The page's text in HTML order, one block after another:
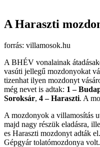
A Haraszti
forrás: villamosok.hu
A BHÉV vonalainak
vasúti jellegű mozdonyokat
tizenhat ilyen mozdonyt
még nevet is adtak: 1 –
Soroksár, 4 – Haraszti. A
A mozdonyok a villamosítás
majd nagy részük eladásra,
es Haraszti mozdonyt adták
Gépgyár tolatómozdonya volt.